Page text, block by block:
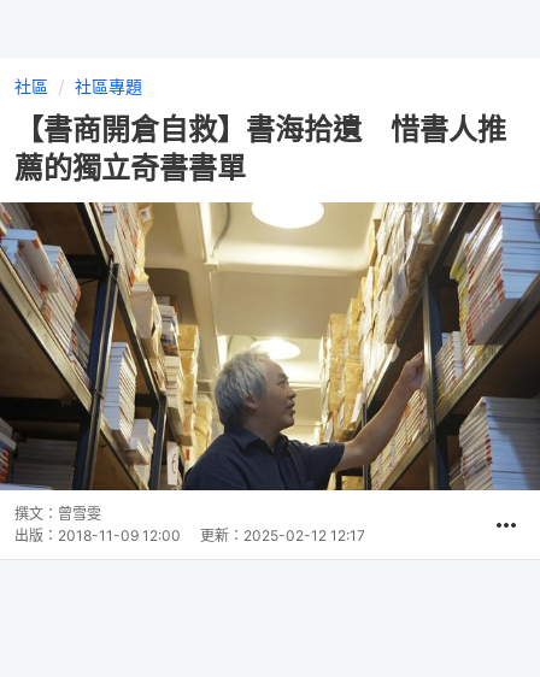
社區 社區專題
【書商開倉自救】書海拾遺 惜書人推
薦的獨立奇書書單
撰文： 曾雪雯
出版： 2018-11-09 12:00 更新： 2025-02-12 12:17